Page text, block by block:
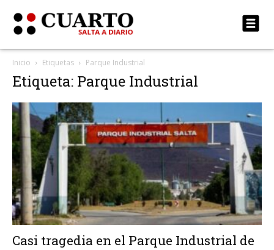
Inicio Etiquetas Parque Industrial
Etiqueta: Parque Industrial
Casi tragedia en el Parque Industrial de